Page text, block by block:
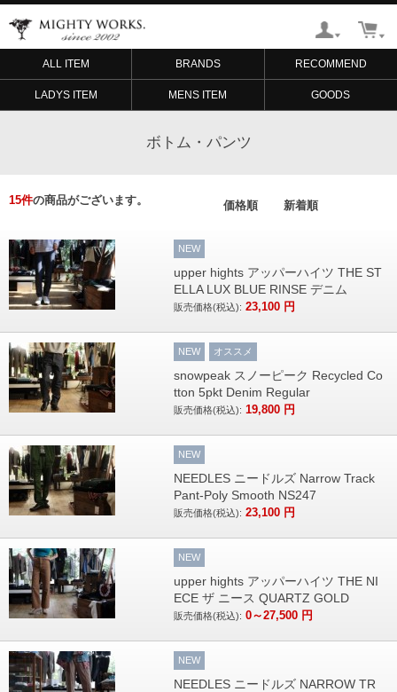
ALL ITEM BRANDS RECOMMEND
LADYS ITEM MENS ITEM GOODS
ボトム・パンツ
15件の商品がございます。 価格順 新着順
NEW
upper hights アッパーハイツ THE ST
ELLA LUX BLUE RINSE デニム
販売価格(税込): 23,100 円
NEW オススメ
snowpeak スノーピーク Recycled Co
tton 5pkt Denim Regular
販売価格(税込): 19,800 円
NEW
NEEDLES ニードルズ Narrow Track
Pant-Poly Smooth NS247
販売価格(税込): 23,100 円
NEW
upper hights アッパーハイツ THE NI
ECE ザ ニース QUARTZ GOLD
販売価格(税込): 0～27,500 円
NEW
NEEDLES ニードルズ NARROW TR